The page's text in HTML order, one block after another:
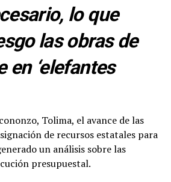
lo que
las obras de
en ‘elefantes
Tolima, el avance de las
de recursos estatales para
un análisis sobre las
presupuestal.